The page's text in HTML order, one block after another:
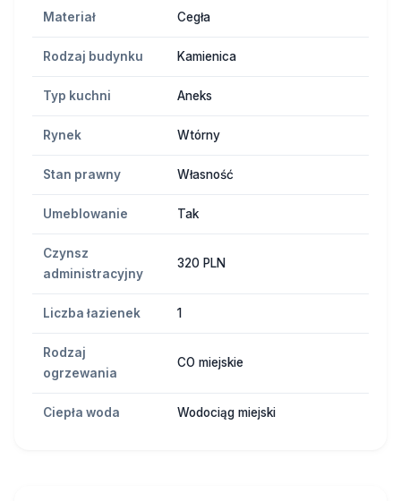
Materiał Cegła
Rodzaj budynku Kamienica
Typ kuchni Aneks
Rynek Wtórny
Stan prawny Własność
Umeblowanie Tak
Czynsz
administracyjny
320 PLN
Liczba łazienek 1
Rodzaj
ogrzewania
CO miejskie
Ciepła woda Wodociąg miejski